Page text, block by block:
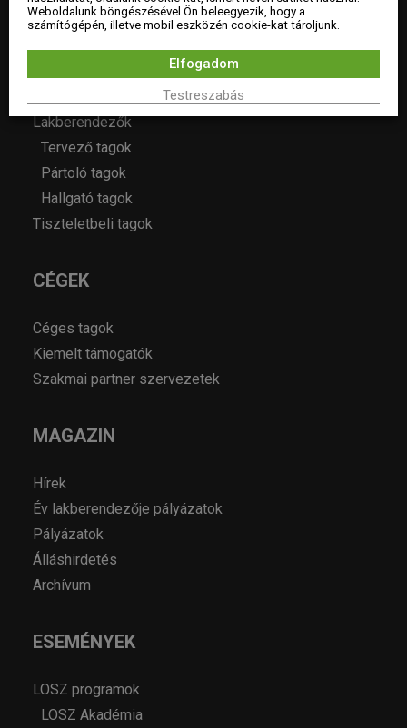
Éves beszámolók
TERVEZŐK
Lakberendezők
Tervező tagok
Pártoló tagok
Hallgató tagok
Tiszteletbeli tagok
CÉGEK
Céges tagok
Kiemelt támogatók
Szakmai partner szervezetek
MAGAZIN
Hírek
Év lakberendezője pályázatok
Pályázatok
Álláshirdetés
Archívum
ESEMÉNYEK
LOSZ programok
LOSZ Akadémia
Weboldalunk böngészésével Ön beleegyezik, hogy a
számítógépén, illetve mobil eszközén cookie-kat tároljunk.
Testreszabás
Elfogadom